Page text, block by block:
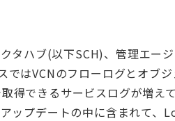
タハブ(以下SCH)、管理エー
はVCNのフローログとオブ
得できるサービスログが増え
ップデートの中に含まれて、